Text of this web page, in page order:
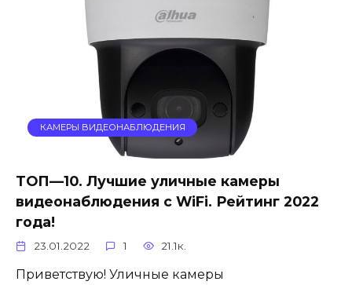
КАМЕРЫ ВИДЕОНАБЛЮДЕНИЯ
ТОП—10. Лучшие уличные камеры
видеонаблюдения с WiFi. Рейтинг 2022
года!
23.01.2022 1 21.1к.
Приветствую! Уличные камеры